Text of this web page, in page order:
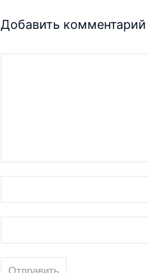
Добавить комментарий